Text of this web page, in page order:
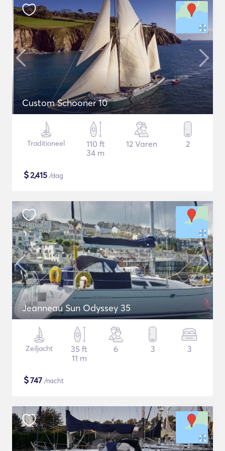
Custom Schooner 10
Traditioneel
110 ft
34 m
12 Varen 2
$2,415 /dag
Jeanneau Sun Odyssey 35
Zeiljacht
35 ft
11 m
6 3 3
$747 /nacht